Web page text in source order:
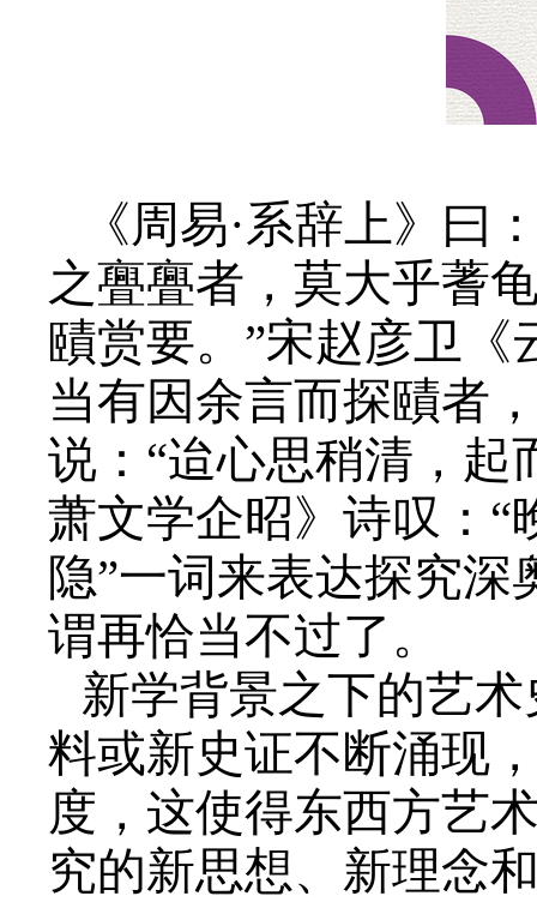
《周易·系辞上》曰
之亹亹者，莫大乎蓍
賾赏要。”宋赵彦卫
当有因余言而探賾者
说：“迨心思稍清，起
萧文学企昭》诗叹：“
隐”一词来表达探究
谓再恰当不过了。
新学背景之下的艺
料或新史证不断涌现
度，这使得东西方艺
究的新思想、新理念